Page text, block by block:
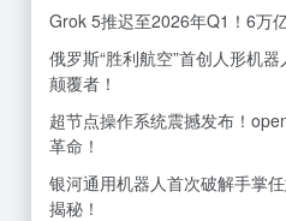
Grok 5推迟至2026年Q1！6万
俄罗斯“胜利航空”首创人形机
颠覆者！
超节点操作系统震撼发布！
革命！
银河通用机器人首次破解手掌
揭秘！